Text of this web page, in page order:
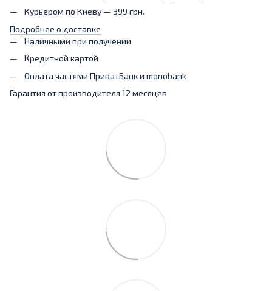
Курьером по Киеву — 399 грн.
Подробнее о доставке
Наличными при получении
Кредитной картой
Оплата частями ПриватБанк и monobank
Гарантия от производителя 12 месяцев